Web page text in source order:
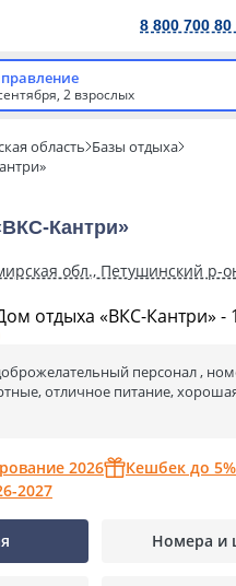
8 800 700 80
2 взрослых
область Базы отдыха
Кантри»
обл., Петушинский р-
персонал ,
отличное питание,
2026
Кешбек до 5%
2027
Номера и